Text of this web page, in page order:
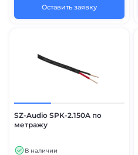
Оставить заявку
SZ-Audio SPK-2.150A по
метражу
В наличии